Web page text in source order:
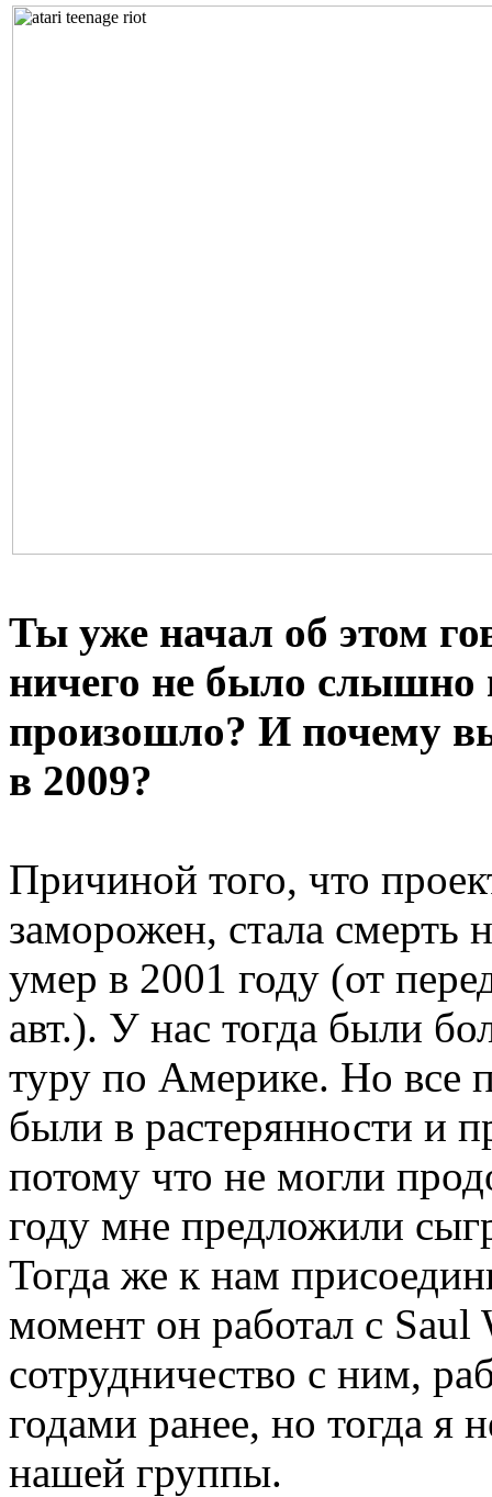
Ты уже начал об этом
ничего не было слышно
произошло? И почему
в 2009?
Причиной того, что
заморожен, стала
умер в 2001 году (от
авт.). У нас тогда были
туру по Америке. Но все
были в растерянности и
потому что не могли
году мне предложили
Тогда же к нам
момент он работал с
сотрудничество с ним,
годами ранее, но тогда я
нашей группы.